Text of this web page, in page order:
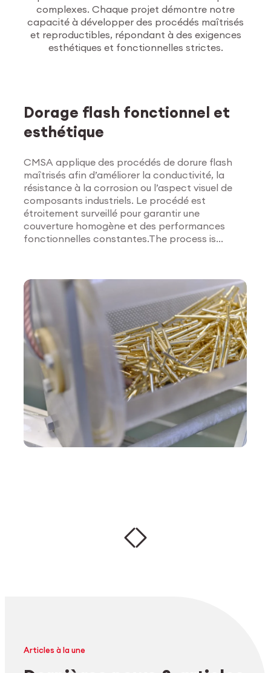
surface
Explorer les traitements
complexes. Chaque projet démontre notre
capacité à développer des procédés maîtrisés
et reproductibles, répondant à des exigences
esthétiques et fonctionnelles strictes.
Dorage flash fonctionnel et
esthétique
CMSA applique des procédés de dorure flash
maîtrisés afin d’améliorer la conductivité, la
résistance à la corrosion ou l’aspect visuel de
composants industriels. Le procédé est
étroitement surveillé pour garantir une
couverture homogène et des performances
fonctionnelles constantes.The process is
Articles à la une